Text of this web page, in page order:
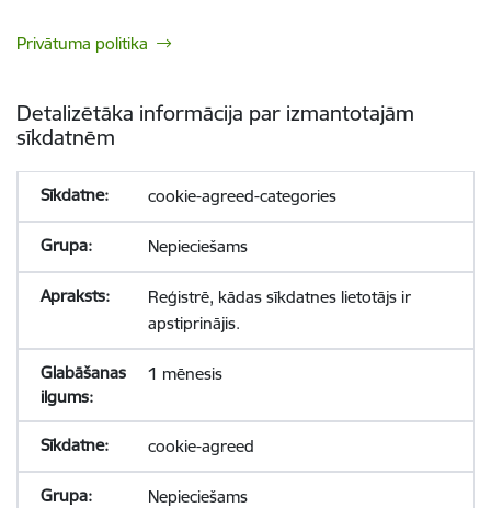
Privātuma politika
Detalizētāka informācija par izmantotajām
sīkdatnēm
cookie-agreed-categories
Nepieciešams
Reģistrē, kādas sīkdatnes lietotājs ir
apstiprinājis.
1 mēnesis
cookie-agreed
Nepieciešams